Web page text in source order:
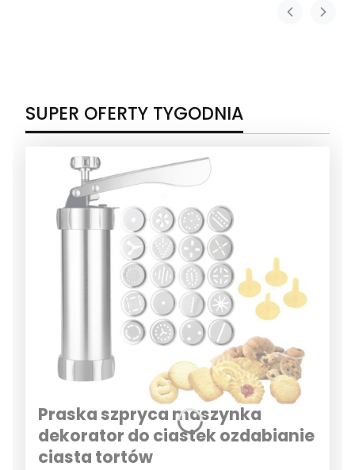
SUPER OFERTY TYGODNIA
Praska szpryca maszynka
dekorator do ciastek ozdabianie
ciasta tortów